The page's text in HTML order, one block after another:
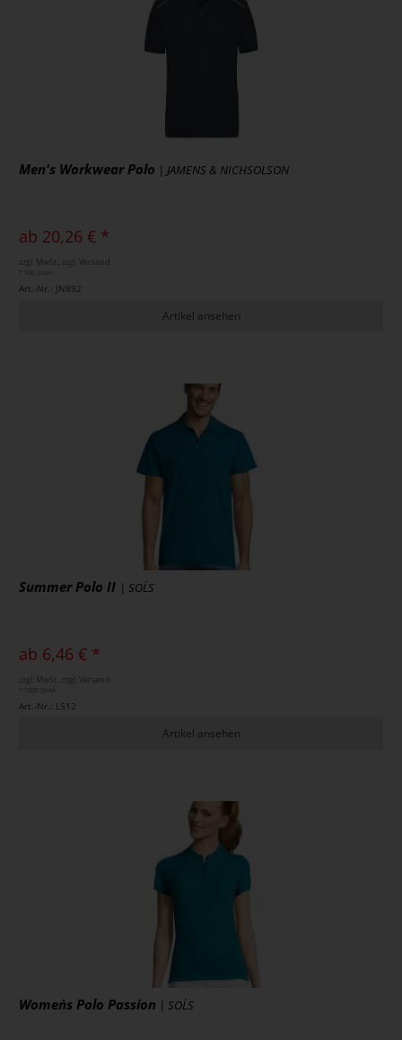
Men's Workwear Polo | JAMENS & NICHSOLSON
ab 20,26 € *
zzgl. MwSt., zzgl. Versand
Art.-Nr.: JN892
Artikel ansehen
Summer Polo II | SOL´S
ab 6,46 € *
zzgl. MwSt., zzgl. Versand
Art.-Nr.: L512
Artikel ansehen
Women`s Polo Passion | SOL´S